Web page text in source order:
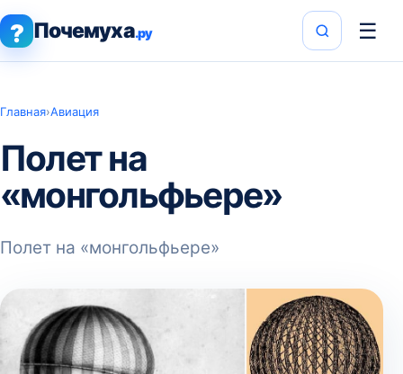
? Почемуха.ру ☰
Главная›Авиация
Полет на
«монгольфьере»
Полет на «монгольфьере»